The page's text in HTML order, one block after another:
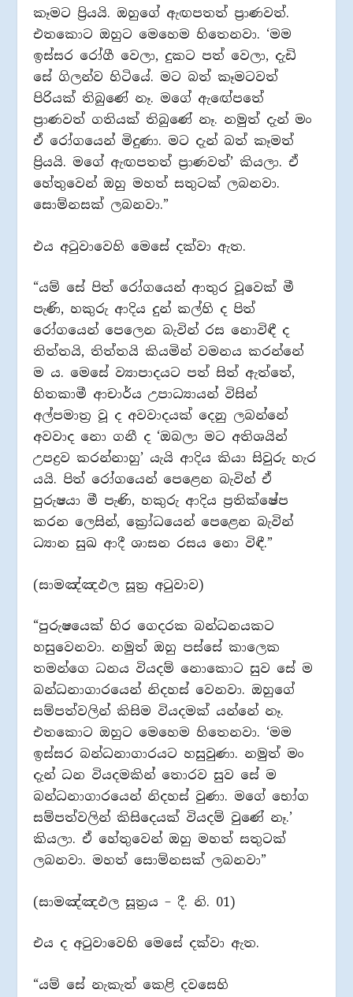
කෑමට ප්‍රියයි. ඔහුගේ ඇඟපතත් ප්‍රාණවත්.
එතකොට ඔහුට මෙහෙම හිතෙනවා. ‘මම
ඉස්සර රෝගී වෙලා, දුකට පත් වෙලා, දැඩි
සේ ගිලන්ව හිටියේ. මට බත් කෑමටවත්
පිරියක් තිබුණේ නෑ. මගේ ඇඟේපතේ
ප්‍රාණවත් ගතියක් තිබුණේ නෑ. නමුත් දැන් මං
ඒ රෝගයෙන් මිදුණා. මට දැන් බත් කෑමත්
ප්‍රියයි. මගේ ඇඟපතත් ප්‍රාණවත්’ කියලා. ඒ
හේතුවෙන් ඔහු මහත් සතුටක් ලබනවා.
සොම්නසක් ලබනවා.”
එය අටුවාවෙහි මෙසේ දක්වා ඇත.
“යම් සේ පිත් රෝගයෙන් ආතුර වූවෙක් මී
පැණි, හකුරු ආදිය දුන් කල්හි ද පිත්
රෝගයෙන් පෙලෙන බැවින් රස නොවිඳී ද
තිත්තයි, තිත්තයි කියමින් වමනය කරන්නේ
ම ය. මෙසේ ව්‍යාපාදයට පත් සිත් ඇත්තේ,
හිතකාමී ආචාර්ය උපාධ්‍යායන් විසින්
අල්පමාත්‍ර වූ ද අවවාදයක් දෙනු ලබන්නේ
අවවාද නො ගනී ද ‘ඔබලා මට අතිශයින්
උපද්‍රව කරන්නාහු’ යැයි ආදිය කියා සිවුරු හැර
යයි. පිත් රෝගයෙන් පෙළෙන බැවින් ඒ
පුරුෂයා මී පැණි, හකුරු ආදිය ප්‍රතික්ෂේප
කරන ලෙසින්, ක්‍රෝධයෙන් පෙළෙන බැවින්
ධ්‍යාන සුඛ ආදී ශාසන රසය නො විඳී.”
(සාමඤ්ඤඵල සූත්‍ර අටුවාව)
“පුරුෂයෙක් හිර ගෙදරක බන්ධනයකට
හසුවෙනවා. නමුත් ඔහු පස්සේ කාලෙක
තමන්ගෙ ධනය වියදම් නොකොට සුව සේ ම
බන්ධනාගාරයෙන් නිදහස් වෙනවා. ඔහුගේ
සම්පත්වලින් කිසිම වියදමක් යන්නේ නෑ.
එතකොට ඔහුට මෙහෙම හිතෙනවා. ‘මම
ඉස්සර බන්ධනාගාරයට හසුවුණා. නමුත් මං
දැන් ධන වියදමකින් තොරව සුව සේ ම
බන්ධනාගාරයෙන් නිදහස් වුණා. මගේ භෝග
සම්පත්වලින් කිසිදෙයක් වියදම් වුණේ නෑ.’
කියලා. ඒ හේතුවෙන් ඔහු මහත් සතුටක්
ලබනවා. මහත් සොම්නසක් ලබනවා”
(සාමඤ්ඤඵල සූත්‍රය – දී. නි. 01)
එය ද අටුවාවෙහි මෙසේ දක්වා ඇත.
“යම් සේ නැකැත් කෙළි දවසෙහි